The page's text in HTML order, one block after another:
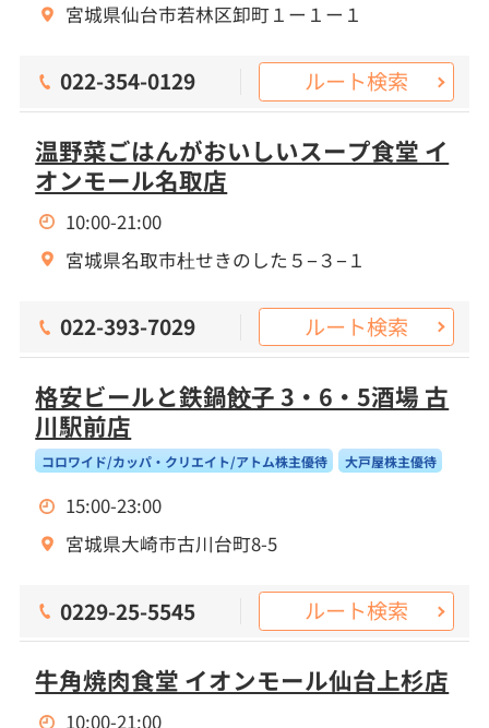
宮城県仙台市若林区卸町１ー１ー１
022-354-0129 ルート検索
温野菜ごはんがおいしいスープ食堂 イ
オンモール名取店
10:00-21:00
宮城県名取市杜せきのした５−３−１
022-393-7029 ルート検索
格安ビールと鉄鍋餃子 3・6・5酒場 古
川駅前店
コロワイド/カッパ・クリエイト/アトム株主優待 大戸屋株主優待
15:00-23:00
宮城県大崎市古川台町8-5
0229-25-5545 ルート検索
牛角焼肉食堂 イオンモール仙台上杉店
10:00-21:00